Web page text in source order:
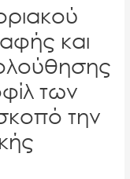
και
των
την